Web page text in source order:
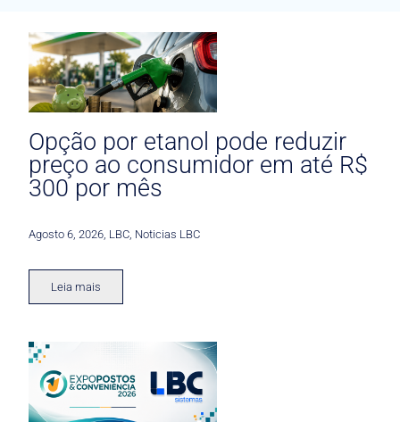
Opção por etanol pode reduzir
preço ao consumidor em até R$
300 por mês
Agosto 6, 2026 LBC Noticias LBC
Leia mais